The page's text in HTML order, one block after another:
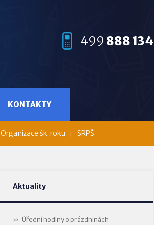
499 888 134
Organizace šk. roku SRPŠ
KONTAKTY
Aktuality
Úřední hodiny o prázdninách